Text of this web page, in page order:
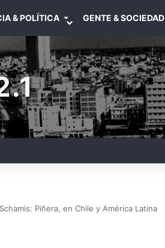
& POLÍTICA GENTE & SOCIEDAD
Piñera, en Chile y América Latina